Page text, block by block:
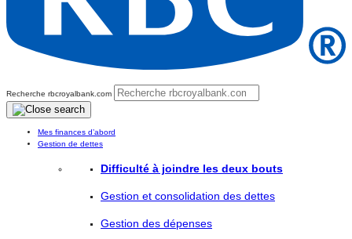
Recherche rbcroyalbank.com
Mes finances d’abord
Gestion de dettes
Difficulté à joindre les deux bouts
Gestion et consolidation des dettes
Gestion des dépenses